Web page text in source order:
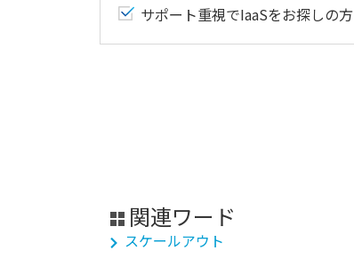
サポート重視でIaaSをお探しの方
関連ワード
スケールアウト